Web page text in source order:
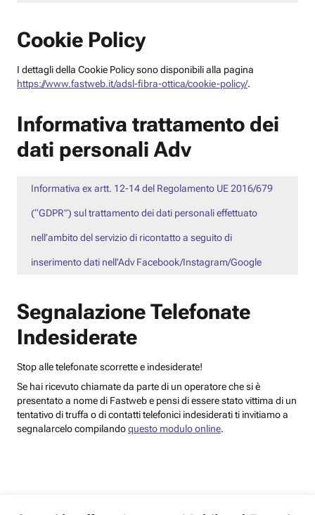
Cookie Policy
I dettagli della Cookie Policy sono disponibili alla pagina
https://www.fastweb.it/adsl-fibra-ottica/cookie-policy/.
Informativa trattamento dei
dati personali Adv
Informativa ex artt. 12-14 del Regolamento UE 2016/679
(“GDPR”) sul trattamento dei dati personali effettuato
nell’ambito del servizio di ricontatto a seguito di
inserimento dati nell’Adv Facebook/Instagram/Google
Segnalazione Telefonate
Indesiderate
Stop alle telefonate scorrette e indesiderate!
Se hai ricevuto chiamate da parte di un operatore che si è
presentato a nome di Fastweb e pensi di essere stato vittima di un
tentativo di truffa o di contatti telefonici indesiderati ti invitiamo a
segnalarcelo compilandoquesto modulo online.